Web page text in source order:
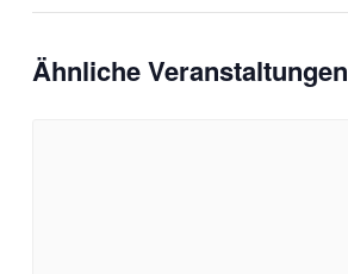
Ähnliche Veranstaltungen